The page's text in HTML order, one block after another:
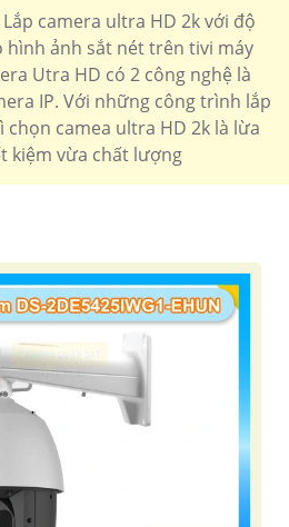
wifi 360 Siêu Nét
độ phân giải 4mp hồng ngoại 10mIPC-
A42P-D-V2
Siêu nét 4MP Kbvision
sắt nét 4MP tích hợp báo động kbvision
T42EP
Lắp camera ultra HD 2k với độ
hình ảnh sắt nét trên tivi máy
Utra HD có 2 công nghệ là
IP. Với những công trình lắp
camea ultra HD 2k là lừa
kiệm vừa chất lượng